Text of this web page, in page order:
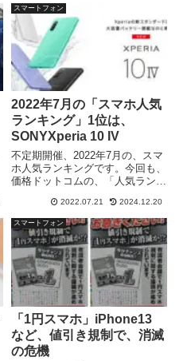
スマートフォン
2022年7月の「スマホ人気
ランキング」1位は、
SONYXperia 10 IV
不定期開催、2022年7月の、スマ
ホ人気ランキングです。今回も、
価格ドットコムの、「人気ランキ
います。2022年の新機種も、
続々と、発表、発売されていま
す。トップは、どのスマホでしょ
うか？！
2022.07.21 2024.12.20
スマートフォン
「1円スマホ」iPhone13
など、値引き規制で、消滅
の危機